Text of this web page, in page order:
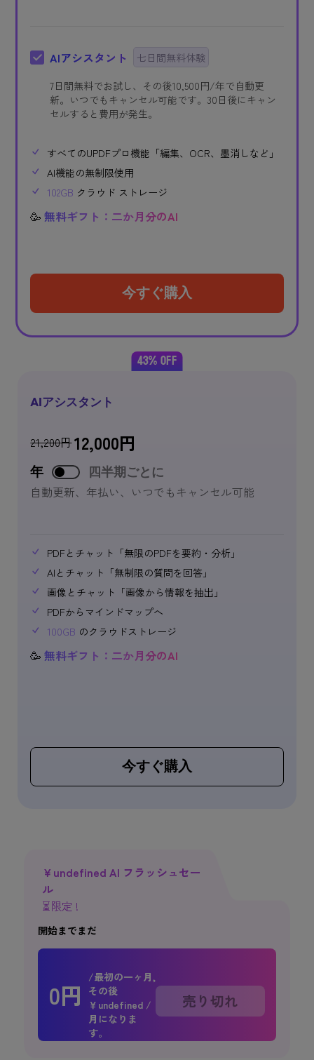
AIアシスタント
七日間無料体験
7日間無料でお試し、その後10,500円/年で自動更
新。いつでもキャンセル可能です。30日後にキャン
セルすると費用が発生。
すべてのUPDFプロ機能「編集、OCR、墨消しなど」
AI機能の無制限使用
102GB クラウド ストレージ
🥳無料ギフト：二か月分のAI
今すぐ購入
43% OFF
AIアシスタント
21,200円12,000円
年 四半期ごとに
自動更新、年払い、いつでもキャンセル可能
PDFとチャット「無限のPDFを要約・分析」
AIとチャット「無制限の質問を回答」
画像とチャット「画像から情報を抽出」
PDFからマインドマップへ
100GB のクラウドストレージ
🥳無料ギフト：二か月分のAI
今すぐ購入
￥ undefined AI フラッシュセー
ル
⏳限定 !
開始までまだ
0円
/最初の一ヶ月,
その後
￥ undefined /
月になりま
す。
売り切れ